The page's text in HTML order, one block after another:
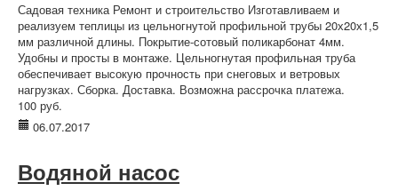
Садовая техника Ремонт и строительство Изготавливаем и
реализуем теплицы из цельногнутой профильной трубы 20х20х1,5
мм различной длины. Покрытие-сотовый поликарбонат 4мм.
Удобны и просты в монтаже. Цельногнутая профильная труба
обеспечивает высокую прочность при снеговых и ветровых
нагрузках. Сборка. Доставка. Возможна рассрочка платежа.
100 руб.
06.07.2017
Водяной насос